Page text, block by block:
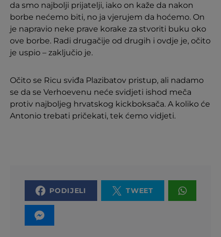
da smo najbolji prijatelji, iako on kaže da nakon
borbe nećemo biti, no ja vjerujem da hoćemo. On
je napravio neke prave korake za stvoriti buku oko
ove borbe. Radi drugačije od drugih i ovdje je, očito
je uspio – zaključio je.
Očito se Ricu sviđa Plazibatov pristup, ali nadamo
se da se Verhoevenu neće svidjeti ishod meča
protiv najboljeg hrvatskog kickboksača. A koliko će
Antonio trebati pričekati, tek ćemo vidjeti.
PODIJELI TWEET